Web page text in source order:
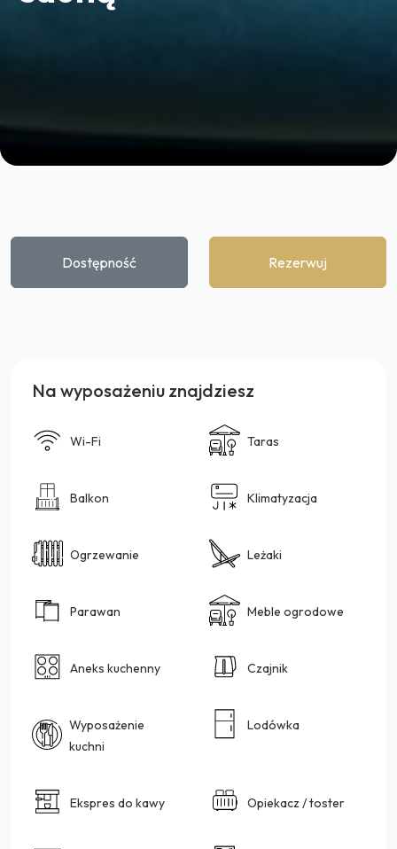
Dostępność Rezerwuj
Na wyposażeniu znajdziesz
Wi-Fi Taras
Balkon Klimatyzacja
Ogrzewanie Leżaki
Parawan Meble ogrodowe
Aneks kuchenny Czajnik
Wyposażenie
kuchni
Lodówka
Ekspres do kawy Opiekacz / toster